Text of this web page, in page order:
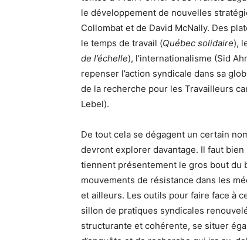
le développement de nouvelles
Collombat et de David McNally. Des
le temps de travail (Québec solidaire),
de l’échelle), l’internationalisme (Sid
repenser l’action syndicale dans sa
de la recherche pour les Travailleurs
Lebel).
De tout cela se dégagent un certain
devront explorer davantage. Il faut
tiennent présentement le gros bout du
mouvements de résistance dans les
et ailleurs. Les outils pour faire face à
sillon de pratiques syndicales
structurante et cohérente, se situer